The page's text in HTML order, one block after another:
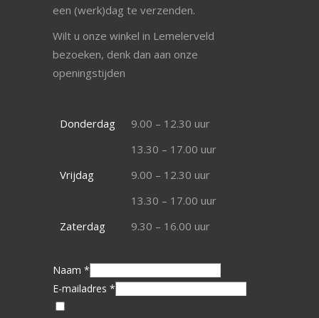
een (werk)dag te verzenden.
Wilt u onze winkel in Lemelerveld
bezoeken, denk dan aan onze
openingstijden
Donderdag
9.00 – 12.30 uur
13.30 – 17.00 uur
Vrijdag
9.00 – 12.30 uur
13.30 – 17.00 uur
Zaterdag
9.30 – 16.00 uur
Naam *
E-mailadres *